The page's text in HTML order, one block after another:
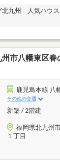
北九州 人気ハウ
市八幡東区春
鹿児島本線 八
その他の交通
新築 / 2階建
福岡県北九州
１丁目